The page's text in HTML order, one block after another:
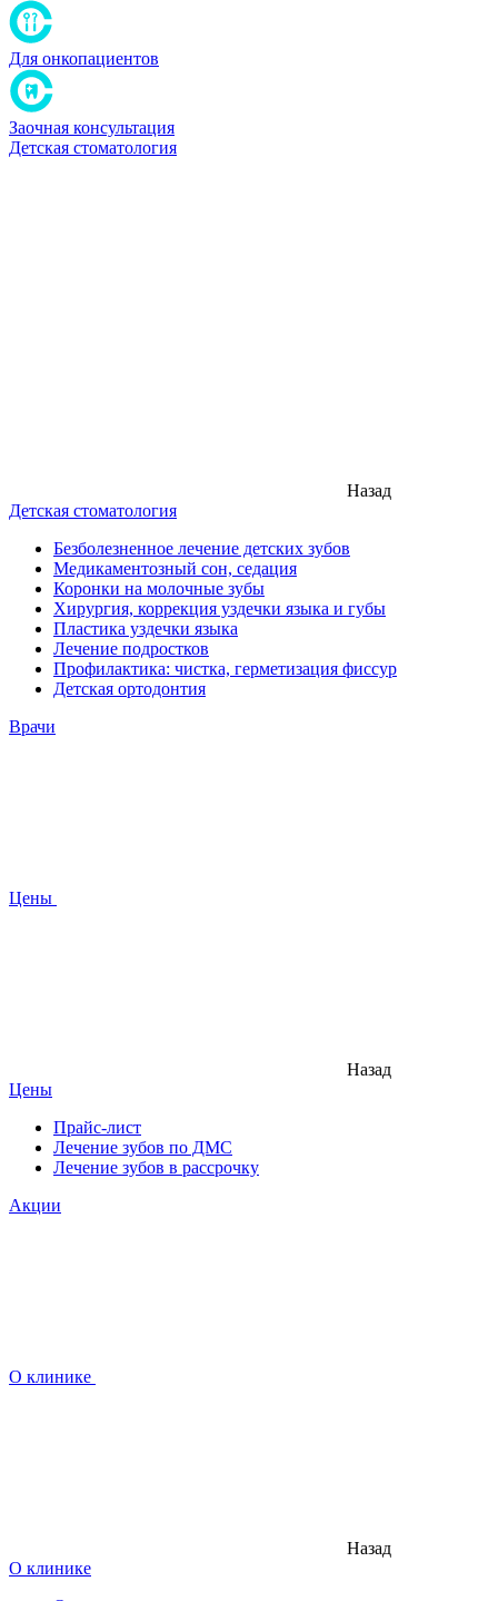
Для онкопациентов
Заочная консультация
Детская стоматология
Назад
Детская стоматология
Безболезненное лечение детских зубов
Медикаментозный сон, седация
Коронки на молочные зубы
Хирургия, коррекция уздечки языка и губы
Пластика уздечки языка
Лечение подростков
Профилактика: чистка, герметизация фиссур
Детская ортодонтия
Врачи
Цены
Назад
Цены
Прайс-лист
Лечение зубов по ДМС
Лечение зубов в рассрочку
Акции
О клинике
Назад
О клинике